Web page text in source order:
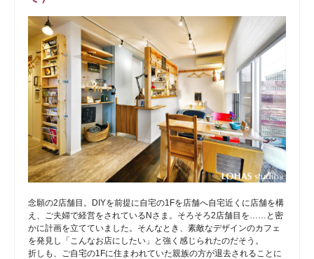
念願の2店舗目。DIYを前提に自宅の1Fを店舗へ自宅近くに店舗を構
え、ご夫婦で経営をされているNさま。そろそろ2店舗目を……と密
かに計画を立てていました。そんなとき、素敵なデザインのカフェ
を発見し「こんなお店にしたい」と強く感じられたのだそう。
折しも、ご自宅の1Fに住まわれていた親族の方が退去されることに